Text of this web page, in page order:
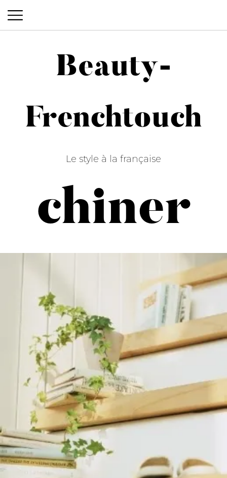
Beauty-Frenchtouch
Beauty-
Frenchtouch
Le style à la française
chiner